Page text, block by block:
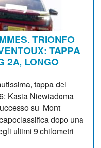
TRIONFO
TAPPA
2A, LONGO
tappa del
Kasia Niewiadoma
sul Mont
dopo una
ultimi 9 chilometri